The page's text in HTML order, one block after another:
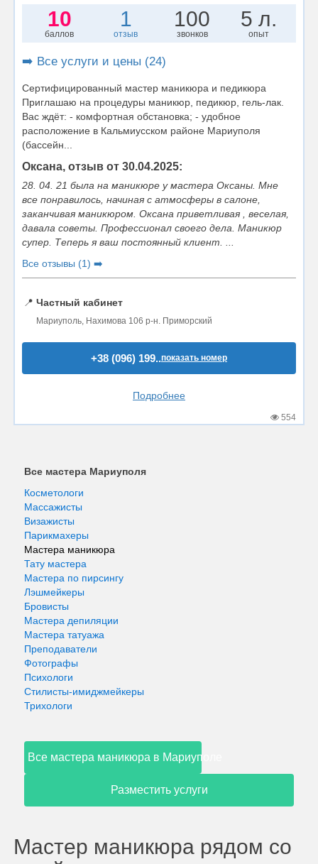
10
баллов
1
отзыв
100
звонков
5 л.
опыт
➡️ Все услуги и цены (24)
Сертифицированный мастер маникюра и педикюра
Приглашаю на процедуры маникюр, педикюр, гель-лак.
Вас ждёт: - комфортная обстановка; - удобное
расположение в Кальмиусском районе Мариуполя
(бассейн...
Оксана, отзыв от 30.04.2025:
28. 04. 21 была на маникюре у мастера Оксаны. Мне
все понравилось, начиная с атмосферы в салоне,
заканчивая маникюром. Оксана приветливая , веселая,
давала советы. Профессионал своего дела. Маникюр
супер. Теперь я ваш постоянный клиент. ...
Все отзывы (1) ➡️
📍 Частный кабинет
Мариуполь, Нахимова 106 р-н. Приморский
+38 (096) 199..показать номер
Подробнее
554
Все мастера Мариуполя
Косметологи
Массажисты
Визажисты
Парикмахеры
Мастера маникюра
Тату мастера
Мастера по пирсингу
Лэшмейкеры
Бровисты
Мастера депиляции
Мастера татуажа
Преподаватели
Фотографы
Психологи
Стилисты-имиджмейкеры
Трихологи
Все мастера маникюра в Мариуполе
Разместить услуги
Мастер маникюра рядом со